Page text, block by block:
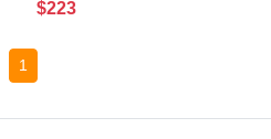
$223
1